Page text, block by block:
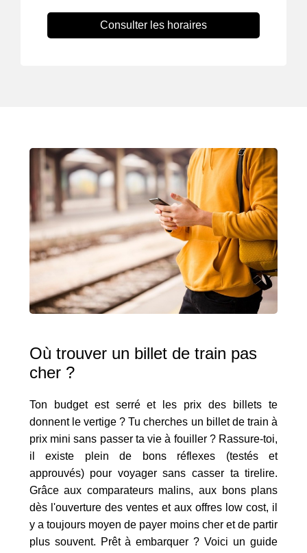
Consulter les horaires
Où trouver un billet de train pas
cher ?
Ton budget est serré et les prix des billets te
donnent le vertige ? Tu cherches un billet de train à
prix mini sans passer ta vie à fouiller ? Rassure-toi,
il existe plein de bons réflexes (testés et
approuvés) pour voyager sans casser ta tirelire.
Grâce aux comparateurs malins, aux bons plans
dès l'ouverture des ventes et aux offres low cost, il
y a toujours moyen de payer moins cher et de partir
plus souvent. Prêt à embarquer ? Voici un guide